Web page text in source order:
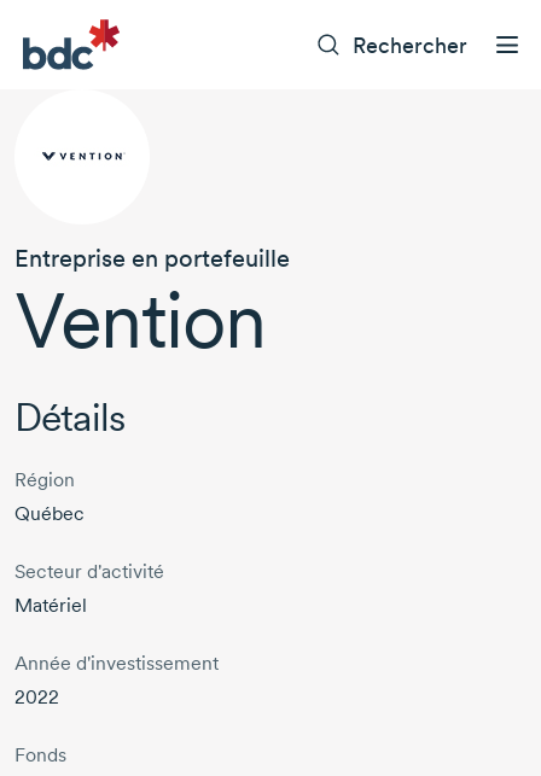
Rechercher
Entreprise en portefeuille
Vention
Détails
Région
Québec
Secteur d'activité
Matériel
Année d'investissement
2022
Fonds